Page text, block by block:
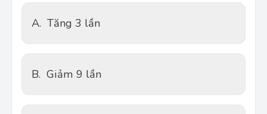
A. Tăng 3 lần
B. Giảm 9 lần